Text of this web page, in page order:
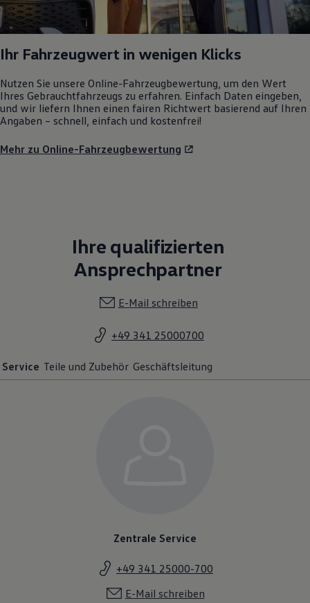
Ihr Fahrzeugwert in wenigen Klicks
Nutzen Sie unsere Online-Fahrzeugbewertung, um den Wert
Ihres Gebrauchtfahrzeugs zu erfahren. Einfach Daten eingeben,
und wir liefern Ihnen einen fairen Richtwert basierend auf Ihren
Angaben – schnell, einfach und kostenfrei!
Mehr zu Online-Fahrzeugbewertung
Ihre qualifizierten
Ansprechpartner
E-Mail schreiben
+49 341 25000700
Service Teile und Zubehör Geschäftsleitung
Zentrale Service
+49 341 25000-700
E-Mail schreiben